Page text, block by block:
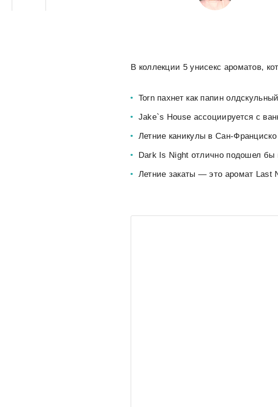
В коллекции 5 унисекс ароматов,
Torn пахнет как папин
Jake`s House ассоциируется с
Летние каникулы в Сан-
Dark Is Night отлично подошел
Летние закаты — это аромат Last